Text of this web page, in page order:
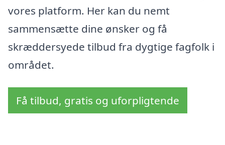
vores platform. Her kan du nemt
sammensætte dine ønsker og få
skræddersyede tilbud fra dygtige fagfolk i
området.
Få tilbud, gratis og uforpligtende